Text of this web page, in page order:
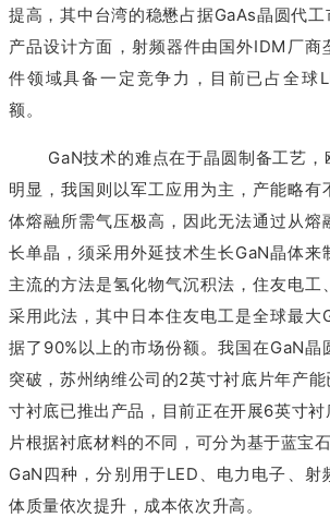
提高，其中台湾的稳懋占据GaAs晶圆代工
产品设计方面，射频器件由国外IDM厂商
件领域具备一定竞争力，目前已占全球
额。
GaN技术的难点在于晶圆制备工艺，
明显，我国则以军工应用为主，产能略有
体熔融所需气压极高，因此无法通过从熔
长单晶，须采用外延技术生长GaN晶体来
主流的方法是氢化物气沉积法，住友电工
采用此法，其中日本住友电工是全球最大
据了90%以上的市场份额。我国在GaN晶
突破，苏州纳维公司的2英寸衬底片年产
寸衬底已推出产品，目前正在开展6英寸
片根据衬底材料的不同，可分为基于蓝宝
GaN四种，分别用于LED、电力电子、射
体质量依次提升，成本依次升高。